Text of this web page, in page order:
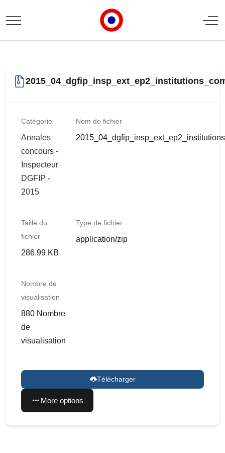
Mobile Menu Toggle Off-
Catégorie
Annales
concours -
Inspecteur
DGFIP -
2015
Nom de fichier
Taille du
fichier
286.99 KB
Type de fichier
application/zip
Nombre de
visualisation
880 Nombre
de
visualisation
Télécharger
More options